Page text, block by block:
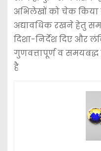
अभिलेखों को चेक किया
अद्यावधिक रखने हेतु
दिशा-निर्देश दिए और
गुणवत्तापूर्ण व समयबद्ध
है